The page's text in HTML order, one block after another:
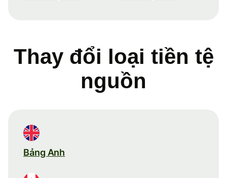
Thay đổi loại tiền tệ
nguồn
Bảng Anh